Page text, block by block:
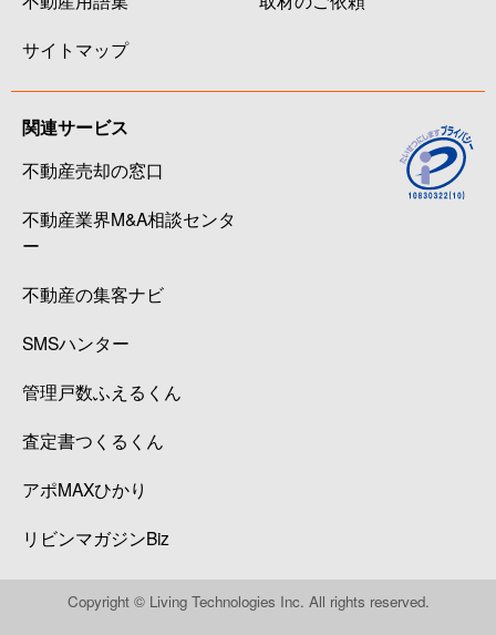
サイトマップ
関連サービス
不動産売却の窓口
不動産業界M&A相談センタ
ー
不動産の集客ナビ
SMSハンター
管理戸数ふえるくん
査定書つくるくん
アポMAXひかり
リビンマガジンBiz
Copyright © Living Technologies Inc. All rights reserved.